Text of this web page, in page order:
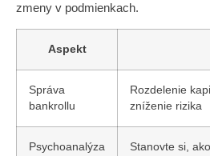
zmeny v podmienkach.
Aspekt
Správa
bankrollu
Rozdelenie
zníženie rizika
Psychoanalýza
Stanovte si,